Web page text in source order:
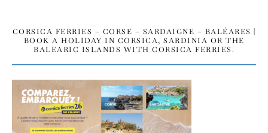
CORSICA FERRIES – CORSE – SARDAIGNE – BALÉARES |
BOOK A HOLIDAY IN CORSICA, SARDINIA OR THE
BALEARIC ISLANDS WITH CORSICA FERRIES.